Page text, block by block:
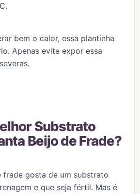
bem o calor, essa plantinha
Apenas evite expor essa
Substrato
Beijo de Frade?
frade gosta de um substrato
e que seja fértil. Mas é